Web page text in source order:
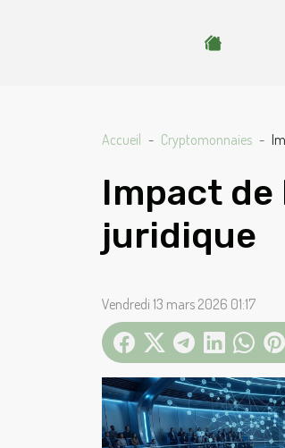
Accueil Cryptomonnaies
Impact
juridique
Vendredi 13 mars 2026 01:17